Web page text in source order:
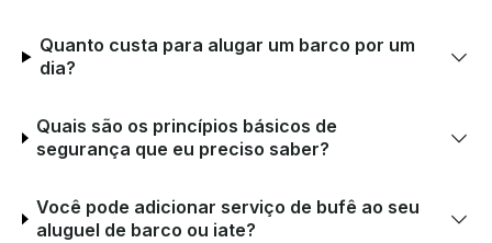
Quanto custa para alugar um barco por um
dia?
Quais são os princípios básicos de
segurança que eu preciso saber?
Você pode adicionar serviço de bufê ao seu
aluguel de barco ou iate?